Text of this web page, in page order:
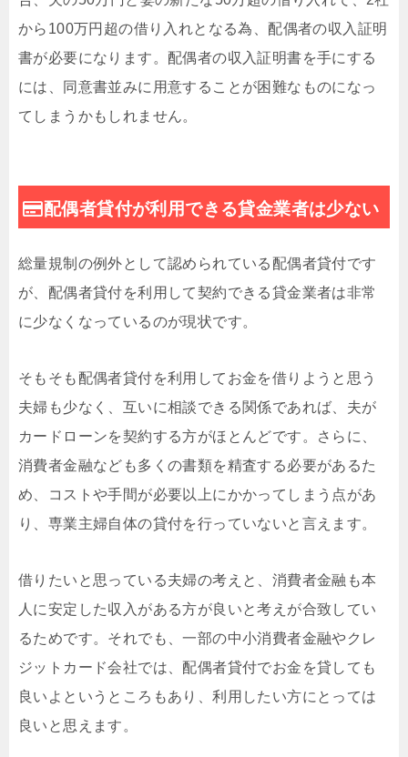
から100万円超の借り入れとなる為、配偶者の収入証明
書が必要になります。配偶者の収入証明書を手にする
には、同意書並みに用意することが困難なものになっ
てしまうかもしれません。
配偶者貸付が利用できる貸金業者は少ない
総量規制の例外として認められている配偶者貸付です
が、配偶者貸付を利用して契約できる貸金業者は非常
に少なくなっているのが現状です。
そもそも配偶者貸付を利用してお金を借りようと思う
夫婦も少なく、互いに相談できる関係であれば、夫が
カードローンを契約する方がほとんどです。さらに、
消費者金融なども多くの書類を精査する必要があるた
め、コストや手間が必要以上にかかってしまう点があ
り、専業主婦自体の貸付を行っていないと言えます。
借りたいと思っている夫婦の考えと、消費者金融も本
人に安定した収入がある方が良いと考えが合致してい
るためです。それでも、一部の中小消費者金融やクレ
ジットカード会社では、配偶者貸付でお金を貸しても
良いよというところもあり、利用したい方にとっては
良いと思えます。